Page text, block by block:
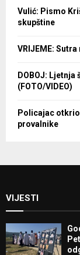
Vulić: Pismo
skupštine
VRIJEME:
DOBOJ:
(FOTO/VIDEO)
Policajac
provalnike
VIJESTI